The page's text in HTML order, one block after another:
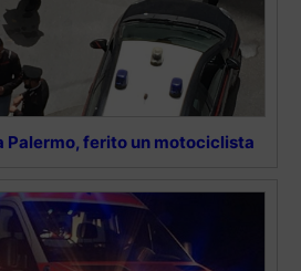
Palermo, ferito un motociclista